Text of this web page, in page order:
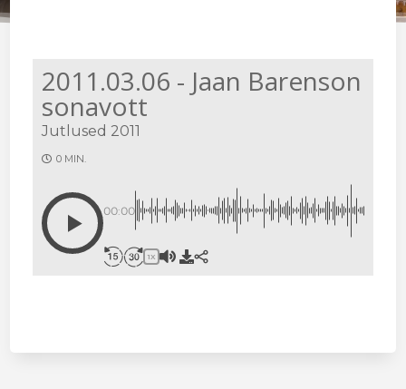
2011.03.06 - Jaan Barenson
sonavott
Jutlused 2011
0 MIN.
00:00
1X